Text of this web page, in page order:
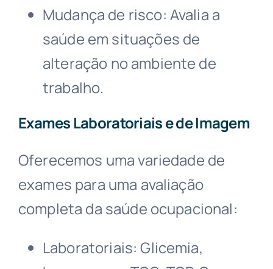
Mudança de risco: Avalia a
saúde em situações de
alteração no ambiente de
trabalho.
Exames Laboratoriais e de Imagem
Oferecemos uma variedade de
exames para uma avaliação
completa da saúde ocupacional:
Laboratoriais: Glicemia,